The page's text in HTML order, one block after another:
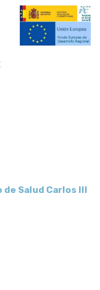
Salud Carlos III